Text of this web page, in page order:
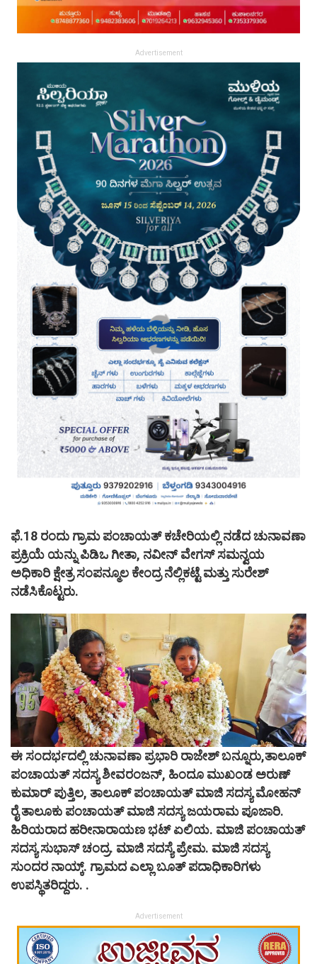
Advertisement
ಫೆ.18 ರಂದು ಗ್ರಾಮ ಪಂಚಾಯತ್ ಕಚೇರಿಯಲ್ಲಿ ನಡೆದ ಚುನಾವಣಾ
ಪ್ರಕ್ರಿಯೆ ಯನ್ನು ಪಿಡಿಒ ಗೀತಾ, ನವೀನ್ ವೇಗಸ್ ಸಮನ್ವಯ
ಅಧಿಕಾರಿ ಕ್ಷೇತ್ರ ಸಂಪನ್ಮೂಲ ಕೇಂದ್ರ ನೆಲ್ಲಿಕಟ್ಟೆ ಮತ್ತು ಸುರೇಶ್
ನಡೆಸಿಕೊಟ್ಟರು.
ಈ ಸಂದರ್ಭದಲ್ಲಿ ಚುನಾವಣಾ ಪ್ರಭಾರಿ ರಾಜೇಶ್ ಬನ್ನೂರು,ತಾಲೂಕ್
ಪಂಚಾಯತ್ ಸದಸ್ಯ ಶೀವರಂಜನ್, ಹಿಂದೂ ಮುಖಂಡ ಅರುಣ್
ಕುಮಾರ್ ಪುತ್ತಿಲ, ತಾಲೂಕ್ ಪಂಚಾಯತ್ ಮಾಜಿ ಸದಸ್ಯ ಮೋಹನ್
ರೈ ತಾಲೂಕು ಪಂಚಾಯತ್ ಮಾಜಿ ಸದಸ್ಯ ಜಯರಾಮ ಪೂಜಾರಿ.
ಹಿರಿಯರಾದ ಹರೀನಾರಾಯಣ ಭಟ್ ಏಲಿಯ. ಮಾಜಿ ಪಂಚಾಯತ್
ಸದಸ್ಯ ಸುಭಾಸ್ ಚಂದ್ರ. ಮಾಜಿ ಸದಸ್ಯೆ ಪ್ರೇಮ. ಮಾಜಿ ಸದಸ್ಯ
ಸುಂದರ ನಾಯ್ಕ್. ಗ್ರಾಮದ ಎಲ್ಲಾ ಬೂತ್ ಪದಾಧಿಕಾರಿಗಳು
ಉಪಸ್ಥಿತರಿದ್ದರು. .
Advertisement